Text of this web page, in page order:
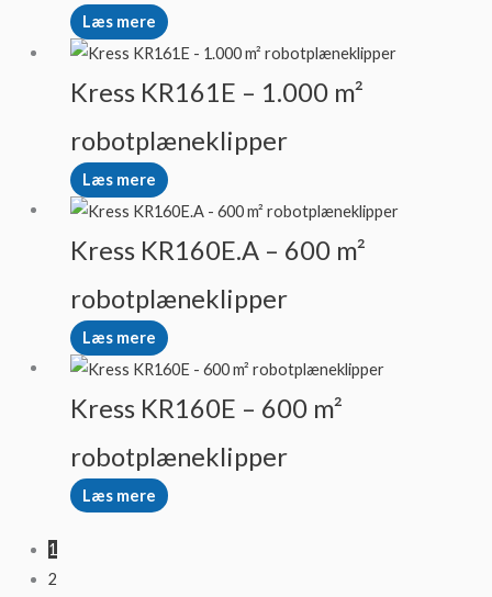
Læs mere
Kress KR161E – 1.000 m²
robotplæneklipper
Læs mere
Kress KR160E.A – 600 m²
robotplæneklipper
Læs mere
Kress KR160E – 600 m²
robotplæneklipper
Læs mere
1
2